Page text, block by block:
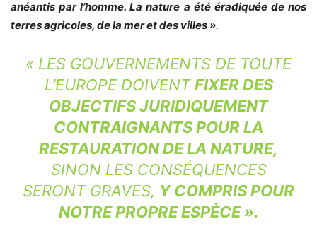
anéantis par l’homme. La nature a été éradiquée de nos
terres agricoles, de la mer et des villes ».
« LES GOUVERNEMENTS DE TOUTE
L’EUROPE DOIVENTFIXER DES
OBJECTIFS JURIDIQUEMENT
CONTRAIGNANTS POUR LA
RESTAURATION DE LA NATURE,
SINON LES CONSÉQUENCES
SERONT GRAVES, Y COMPRIS POUR
NOTRE PROPRE ESPÈCE ».